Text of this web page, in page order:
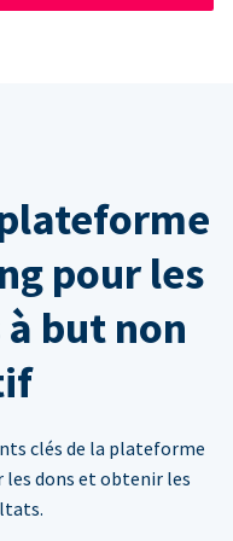
pour les
but non
clés de la plateforme
les dons et obtenir les